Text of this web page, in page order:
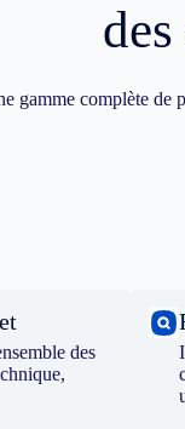
gamme complète de
des